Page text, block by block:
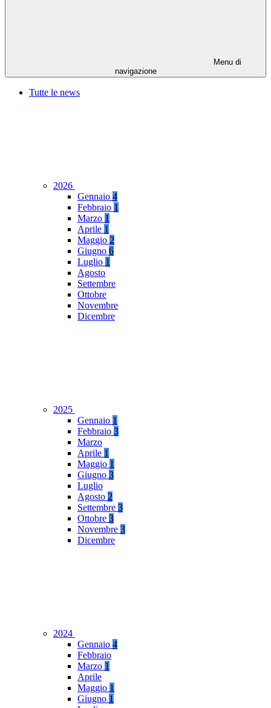
Menu di
navigazione
Tutte le news
2026
Gennaio 4
Febbraio 1
Marzo 1
Aprile 1
Maggio 2
Giugno 6
Luglio 1
Agosto
Settembre
Ottobre
Novembre
Dicembre
2025
Gennaio 1
Febbraio 3
Marzo
Aprile 1
Maggio 1
Giugno 3
Luglio
Agosto 2
Settembre 3
Ottobre 3
Novembre 3
Dicembre
2024
Gennaio 4
Febbraio
Marzo 1
Aprile
Maggio 1
Giugno 1